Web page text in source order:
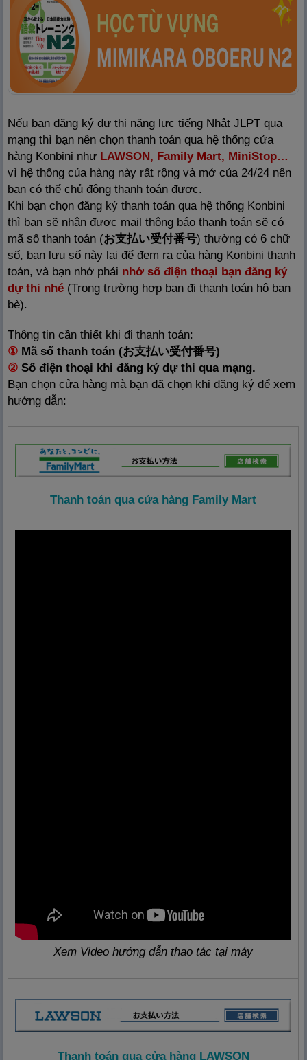
Nếu bạn đăng ký dự thi năng lực tiếng Nhật JLPT qua
mạng thì bạn nên chọn thanh toán qua hệ thống cửa
hàng Konbini như LAWSON, Family Mart, MiniStop…
vì hệ thống của hàng này rất rộng và mở của 24/24 nên
bạn có thể chủ động thanh toán được.
Khi bạn chọn đăng ký thanh toán qua hệ thống Konbini
thì bạn sẽ nhận được mail thông báo thanh toán sẽ có
mã số thanh toán (お支払い受付番号) thường có 6 chữ
số, bạn lưu số này lại để đem ra của hàng Konbini thanh
toán, và bạn nhớ phải nhớ số điện thoại bạn đăng ký
dự thi nhé (Trong trường hợp bạn đi thanh toán hộ bạn
bè).
Thông tin cần thiết khi đi thanh toán:
① Mã số thanh toán (お支払い受付番号)
② Số điện thoại khi đăng ký dự thi qua mạng.
Bạn chọn cửa hàng mà bạn đã chọn khi đăng ký để xem
hướng dẫn:
Thanh toán qua cửa hàng Family Mart
Xem Video hướng dẫn thao tác tại máy
Thanh toán qua cửa hàng LAWSON